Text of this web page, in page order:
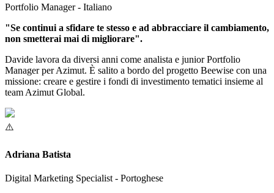
Portfolio Manager - Italiano
"Se continui a sfidare te stesso e ad abbracciare il cambiamento,
non smetterai mai di migliorare".
Davide lavora da diversi anni come analista e junior Portfolio
Manager per Azimut. È salito a bordo del progetto Beewise con una
missione: creare e gestire i fondi di investimento tematici insieme al
team Azimut Global.
Adriana Batista
Digital Marketing Specialist - Portoghese